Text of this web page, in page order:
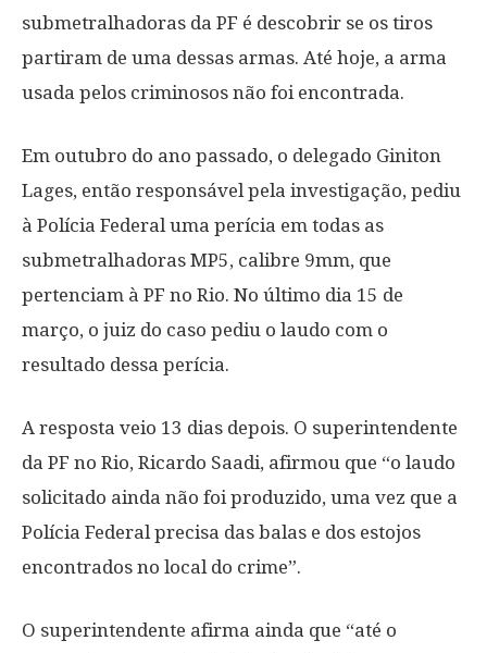
submetralhadoras da PF é descobrir se os tiros
partiram de uma dessas armas. Até hoje, a arma
usada pelos criminosos não foi encontrada.
Em outubro do ano passado, o delegado Giniton
Lages, então responsável pela investigação, pediu
à Polícia Federal uma perícia em todas as
submetralhadoras MP5, calibre 9mm, que
pertenciam à PF no Rio. No último dia 15 de
março, o juiz do caso pediu o laudo com o
resultado dessa perícia.
A resposta veio 13 dias depois. O superintendente
da PF no Rio, Ricardo Saadi, afirmou que “o laudo
solicitado ainda não foi produzido, uma vez que a
Polícia Federal precisa das balas e dos estojos
encontrados no local do crime”.
O superintendente afirma ainda que “até o